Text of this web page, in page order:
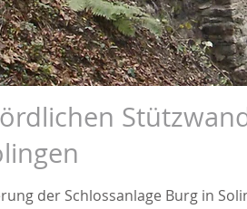
der Schlossanlage Burg in